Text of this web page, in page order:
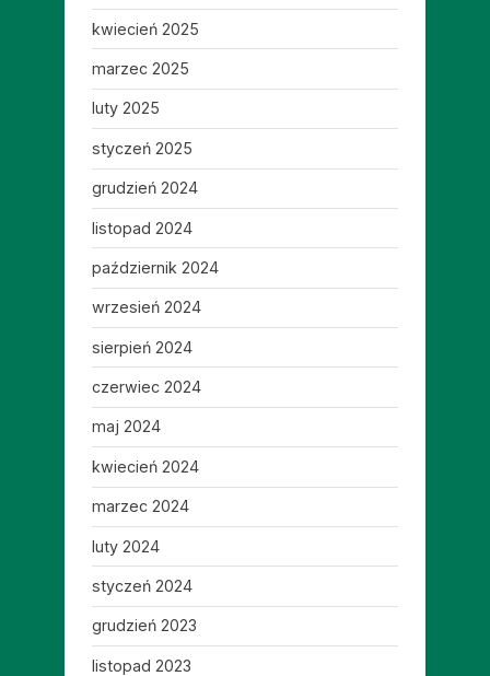
kwiecień 2025
marzec 2025
luty 2025
styczeń 2025
grudzień 2024
listopad 2024
październik 2024
wrzesień 2024
sierpień 2024
czerwiec 2024
maj 2024
kwiecień 2024
marzec 2024
luty 2024
styczeń 2024
grudzień 2023
listopad 2023